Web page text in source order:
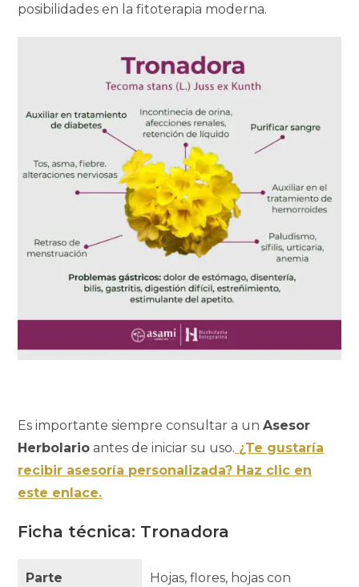
posibilidades en la fitoterapia moderna.
Es importante siempre consultar a unAsesor
Herbolario antes de iniciar su uso. ¿Te gustaría
recibir asesoría personalizada? Haz clic en
este enlace.
Ficha técnica: Tronadora
Parte
Hojas, flores, hojas con